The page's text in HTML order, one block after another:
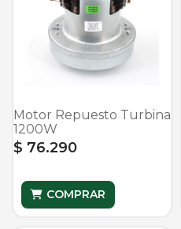
Motor Repuesto Turbina
1200W
$ 76.290
COMPRAR